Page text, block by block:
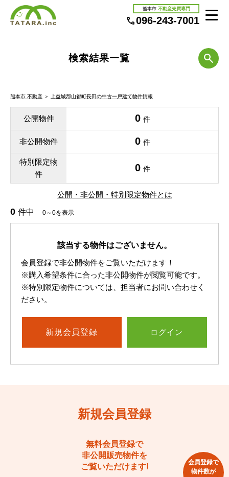
熊本市 不動産売買専門
096-243-7001
検索結果一覧
熊本市 不動産 ＞ 上益城郡山都町長田の中古一戸建て物件情報
公開物件 0 件
非公開物件 0 件
特別限定物
件
0 件
公開・非公開・特別限定物件とは
0 件中 0～0を表示
該当する物件はございません。
会員登録で非公開物件をご覧いただけます！
※購入希望条件に合った非公開物件が閲覧可能です。
※特別限定物件については、担当者にお問い合わせく
ださい。
新規会員登録 ログイン
新規会員登録
無料会員登録で
非公開販売物件を
ご覧いただけます!
会員登録で
物件数が